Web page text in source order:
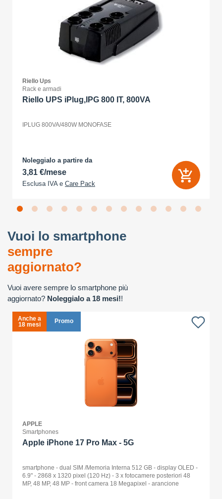
Riello Ups
Rack e armadi
Riello UPS iPlug,IPG 800 IT, 800VA
IPLUG 800VA/480W MONOFASE
Noleggialo a partire da
3,81 €/mese
Esclusa IVA e Care Pack
Vuoi lo smartphone
sempre
aggiornato?
Vuoi avere sempre lo smartphone più
aggiornato? Noleggialo a 18 mesi!!
Anche a
18 mesi
Promo
APPLE
Smartphones
Apple iPhone 17 Pro Max - 5G
smartphone - dual SIM /Memoria Interna 512 GB - display OLED -
6.9" - 2868 x 1320 pixel (120 Hz) - 3 x fotocamere posteriori 48
MP, 48 MP, 48 MP - front camera 18 Megapixel - arancione